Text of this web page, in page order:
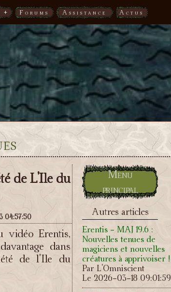
+ Forums Assistance Actus
de L'Ile du
04:57:50
vidéo Erentis,
dans
de l'Ile du
Menu
principal
Autres articles
Erentis - MAJ 19.6 :
Nouvelles tenues de
magiciens et nouvelles
créatures à apprivoiser !
Par L'Omniscient
Le 2026-03-18 09:01:59